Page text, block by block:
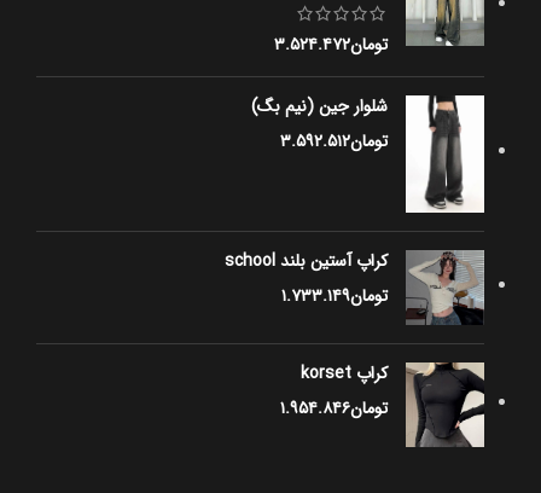
تومان۳.۵۲۴.۴۷۲
شلوار جین (نیم بگ)
تومان۳.۵۹۲.۵۱۲
کراپ آستین بلند school
تومان۱.۷۳۳.۱۴۹
کراپ korset
تومان۱.۹۵۴.۸۴۶